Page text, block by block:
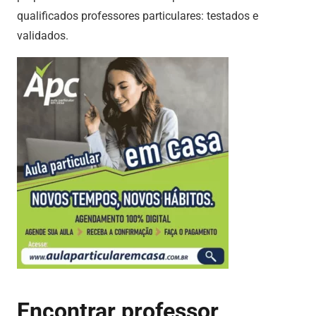
qualificados professores particulares: testados e
validados.